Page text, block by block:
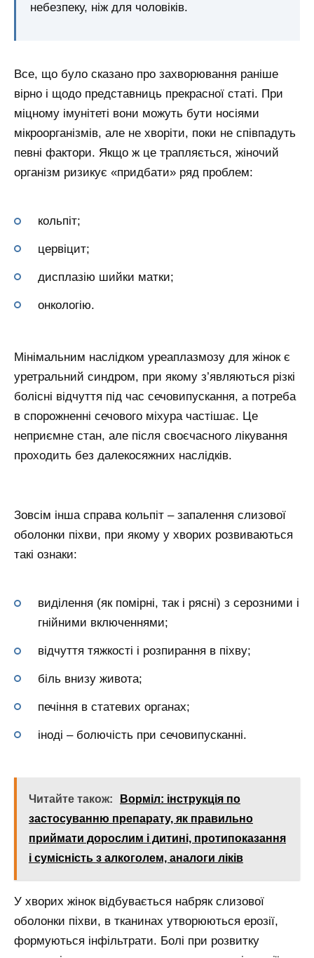
небезпеку, ніж для чоловіків.
Все, що було сказано про захворювання раніше
вірно і щодо представниць прекрасної статі. При
міцному імунітеті вони можуть бути носіями
мікроорганізмів, але не хворіти, поки не співпадуть
певні фактори. Якщо ж це трапляється, жіночий
організм ризикує «придбати» ряд проблем:
кольпіт;
цервіцит;
дисплазію шийки матки;
онкологію.
Мінімальним наслідком уреаплазмозу для жінок є
уретральний синдром, при якому з’являються різкі
болісні відчуття під час сечовипускання, а потреба
в спорожненні сечового міхура частішає. Це
неприємне стан, але після своєчасного лікування
проходить без далекосяжних наслідків.
Зовсім інша справа кольпіт – запалення слизової
оболонки піхви, при якому у хворих розвиваються
такі ознаки:
виділення (як помірні, так і рясні) з серозними і
гнійними включеннями;
відчуття тяжкості і розпирання в піхву;
біль внизу живота;
печіння в статевих органах;
іноді – болючість при сечовипусканні.
Читайте також:
Ворміл: інструкція по
застосуванню препарату, як правильно
приймати дорослим і дитині, протипоказання
і сумісність з алкоголем, аналоги ліків
У хворих жінок відбувається набряк слизової
оболонки піхви, в тканинах утворюються ерозії,
формуються інфільтрати. Болі при розвитку